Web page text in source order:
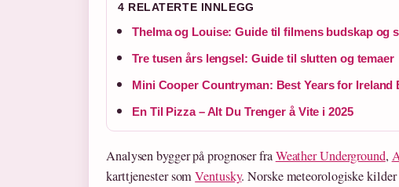
4 RELATERTE INNLEGG
Thelma og Louise: Guide til filmens budskap og
Tre tusen års lengsel: Guide til slutten og temaer
Mini Cooper Countryman: Best Years for Ireland
En Til Pizza – Alt Du Trenger å Vite i 2025
Analysen bygger på prognoser fraWeather Underground,
karttjenester somVentusky. Norske meteorologiske